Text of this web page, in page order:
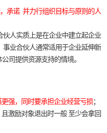
承诺 并力行组织目标与原则的人
伙人实质上是在企业中建立起企业
事业合伙人通常适用于企业延伸新
司提供资源支持的情境。
强，同时要承担企业经营亏损；
激励对象退出时一般 至少会拿回